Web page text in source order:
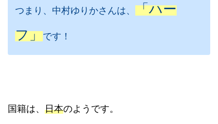
つまり、中村ゆりかさんは、 「ハー
フ」です！
国籍は、 日本のようです。